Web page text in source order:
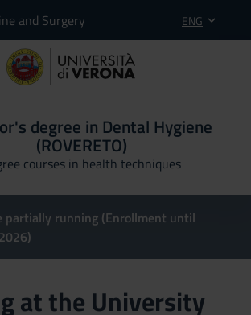
and Surgery ENG
degree in Dental Hygiene
(ROVERETO)
courses in health techniques
partially running (Enrollment until
at the University